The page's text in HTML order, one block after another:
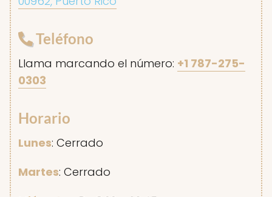
Teléfono
Llama marcando el número: +1 787-275-
0303
Horario
Lunes: Cerrado
Martes: Cerrado